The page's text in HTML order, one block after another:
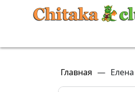
Главная —